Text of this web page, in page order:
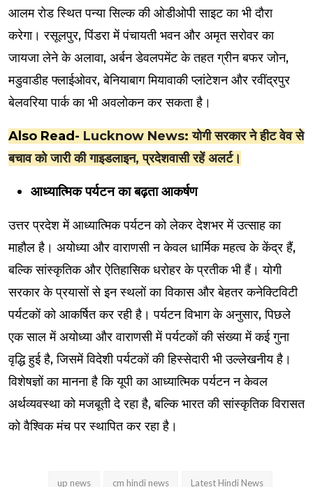
आलम रोड स्थित पन्या सिल्क की ओडीओपी साइट का भी दौरा
करेगा। रसूलपुर, पिंडरा में पंचायती भवन और अमृत सरोवर का
जायजा लेने के अलावा, अर्बन डेवलपमेंट के तहत ग्रीन बफर जोन,
मडुवाडीह फ्लाईओवर, बेनियाबाग मियावाकी प्लांटेशन और रवींद्रपुर
बेलवरिया पार्क का भी अवलोकन कर सकता है।
Also Read- Lucknow News: योगी सरकार ने हीट वेव से
बचाव को जारी की गाइडलाइन, प्रदेशवासी रहें अलर्ट।
आध्यात्मिक पर्यटन का बढ़ता आकर्षण
उत्तर प्रदेश में आध्यात्मिक पर्यटन को लेकर देशभर में उत्साह का
माहौल है। अयोध्या और वाराणसी न केवल धार्मिक महत्व के केंद्र हैं,
बल्कि सांस्कृतिक और ऐतिहासिक धरोहर के प्रतीक भी हैं। योगी
सरकार के प्रयासों से इन स्थलों का विकास और बेहतर कनेक्टिविटी
पर्यटकों को आकर्षित कर रही है। पर्यटन विभाग के अनुसार, पिछले
एक साल में अयोध्या और वाराणसी में पर्यटकों की संख्या में कई गुना
वृद्धि हुई है, जिसमें विदेशी पर्यटकों की हिस्सेदारी भी उल्लेखनीय है।
विशेषज्ञों का मानना है कि यूपी का आध्यात्मिक पर्यटन न केवल
अर्थव्यवस्था को मजबूती दे रहा है, बल्कि भारत की सांस्कृतिक विरासत
को वैश्विक मंच पर स्थापित कर रहा है।
up news cm hindi news Latest Hindi News